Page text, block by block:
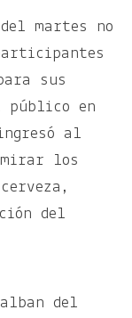
martes no
sus
público en
al
los
del
del